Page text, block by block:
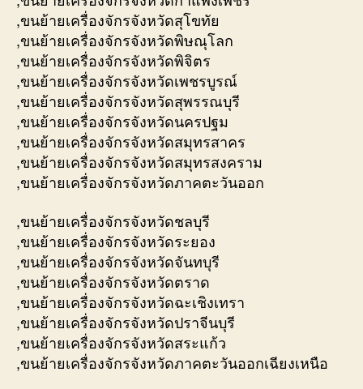
,ขนย้ายเครื่องจักรจังหวัดสุโขทัย
,ขนย้ายเครื่องจักรจังหวัดพิษณุโลก
,ขนย้ายเครื่องจักรจังหวัดพิจิตร
,ขนย้ายเครื่องจักรจังหวัดเพชรบูรณ์
,ขนย้ายเครื่องจักรจังหวัดสุพรรณบุรี
,ขนย้ายเครื่องจักรจังหวัดนครปฐม
,ขนย้ายเครื่องจักรจังหวัดสมุทรสาคร
,ขนย้ายเครื่องจักรจังหวัดสมุทรสงคราม
,ขนย้ายเครื่องจักรจังหวัดภาคตะวันออก
,ขนย้ายเครื่องจักรจังหวัดชลบุรี
,ขนย้ายเครื่องจักรจังหวัดระยอง
,ขนย้ายเครื่องจักรจังหวัดจันทบุรี
,ขนย้ายเครื่องจักรจังหวัดตราด
,ขนย้ายเครื่องจักรจังหวัดฉะเชิงเทรา
,ขนย้ายเครื่องจักรจังหวัดปราจีนบุรี
,ขนย้ายเครื่องจักรจังหวัดสระแก้ว
,ขนย้ายเครื่องจักรจังหวัดภาคตะวันออกเฉียงเหนือ